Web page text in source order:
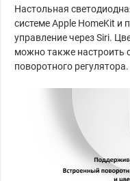
Настольная
системе Apple HomeKit и
управление через Siri.
можно также настроить
поворотного регулятора.